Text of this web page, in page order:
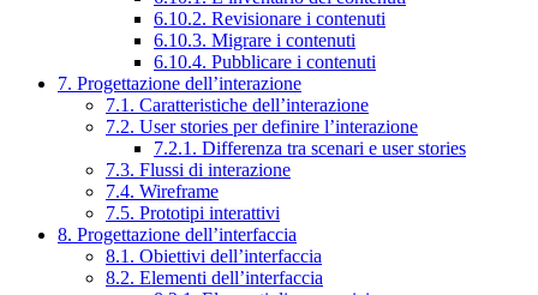
6.10.2. Revisionare i contenuti
6.10.3. Migrare i contenuti
6.10.4. Pubblicare i contenuti
7. Progettazione dell’interazione
7.1. Caratteristiche dell’interazione
7.2. User stories per definire l’interazione
7.2.1. Differenza tra scenari e user stories
7.3. Flussi di interazione
7.4. Wireframe
7.5. Prototipi interattivi
8. Progettazione dell’interfaccia
8.1. Obiettivi dell’interfaccia
8.2. Elementi dell’interfaccia